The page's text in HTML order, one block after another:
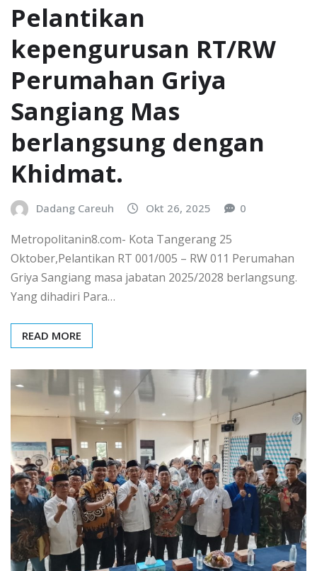
Pelantikan
kepengurusan RT/RW
Perumahan Griya
Sangiang Mas
berlangsung dengan
Khidmat.
Dadang Careuh Okt 26, 2025 0
Metropolitanin8.com- Kota Tangerang 25
Oktober,Pelantikan RT 001/005 – RW 011 Perumahan
Griya Sangiang masa jabatan 2025/2028 berlangsung.
Yang dihadiri Para…
READ MORE